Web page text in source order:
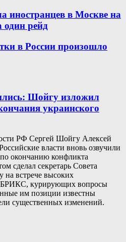
иностранцев в Москве на
один рейд
в России произошло
Шойгу изложил
украинского
РФ Сергей Шойгу Алексей
власти вновь озвучили
окончанию конфликта
сделал секретарь Совета
на встрече высоких
БРИКС, курирующих вопросы
им позиции известны
существенных изменений.